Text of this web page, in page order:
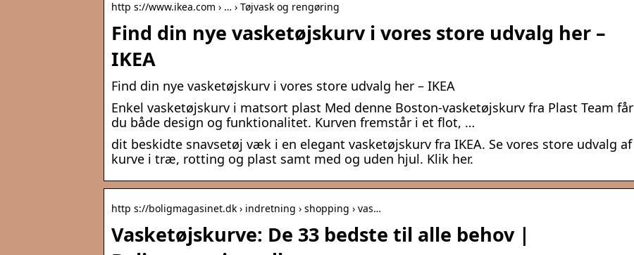
http s://www.ikea.com › … › Tøjvask og rengøring
Find din nye vasketøjskurv i vores store udvalg her –
IKEA
Find din nye vasketøjskurv i vores store udvalg her – IKEA
Enkel vasketøjskurv i matsort plast Med denne Boston-vasketøjskurv fra Plast Team får
du både design og funktionalitet. Kurven fremstår i et flot, …
dit beskidte snavsetøj væk i en elegant vasketøjskurv fra IKEA. Se vores store udvalg af
kurve i træ, rotting og plast samt med og uden hjul. Klik her.
http s://boligmagasinet.dk › indretning › shopping › vas…
Vasketøjskurve: De 33 bedste til alle behov |